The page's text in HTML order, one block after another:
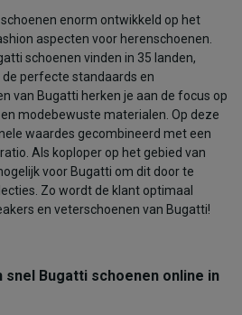
enorm ontwikkeld op het
aspecten voor herenschoenen.
schoenen vinden in 35 landen,
perfecte standaards en
van Bugatti herken je aan de focus op
modebewuste materialen. Op deze
waardes gecombineerd met een
Als koploper op het gebied van
voor Bugatti om dit door te
Zo wordt de klant optimaal
en veterschoenen van Bugatti!
Bugatti schoenen online in